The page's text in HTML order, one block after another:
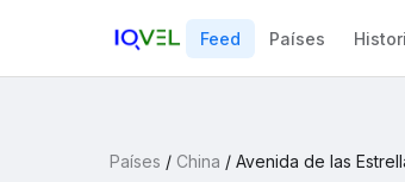
Feed Países
Países / China / Avenida de las